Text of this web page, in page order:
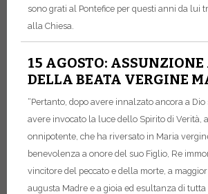
sono grati al Pontefice per questi anni da lui
alla Chiesa.
15 AGOSTO: ASSUNZIONE
DELLA BEATA VERGINE
“Pertanto, dopo avere innalzato ancora a
avere invocato la luce dello Spirito di Verità,
onnipotente, che ha riversato in Maria
benevolenza a onore del suo Figlio, Re
vincitore del peccato e della morte, a
augusta Madre e a gioia ed esultanza di tutta